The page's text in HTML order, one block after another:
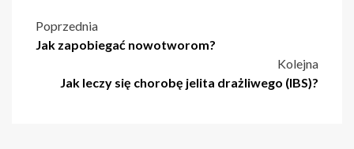
Nawigacja
wpisu
Poprzednia
Jak zapobiegać nowotworom?
Kolejna
Jak leczy się chorobę jelita drażliwego (IBS)?